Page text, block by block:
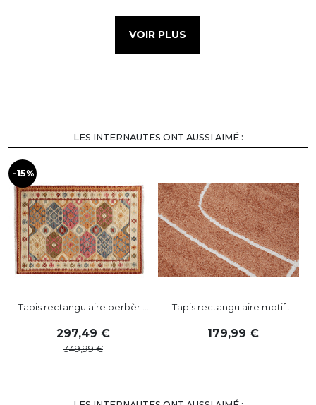
VOIR PLUS
LES INTERNAUTES ONT AUSSI AIMÉ :
-15%
Tapis rectangulaire berbèr ...
297,49
349,99
Tapis rectangulaire motif ...
179,99